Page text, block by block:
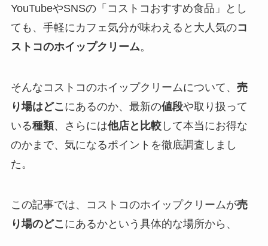
YouTubeやSNSの「コストコおすすめ食品」とし
ても、手軽にカフェ気分が味わえると大人気のコ
ストコのホイップクリーム。
そんなコストコのホイップクリームについて、 売
り場はどこ にあるのか、最新の値段や取り扱って
いる種類、さらには他店と比較して本当にお得な
のかまで、気になるポイントを徹底調査しまし
た。
この記事では、コストコのホイップクリームが売
り場のどこ にあるかという具体的な場所から、